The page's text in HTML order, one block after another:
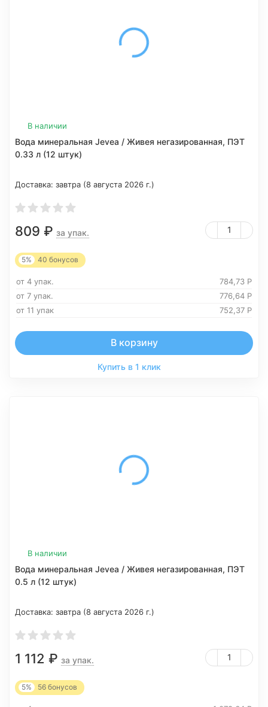
В наличии
Вода минеральная Jevea / Живея негазированная, ПЭТ
0.33 л (12 штук)
Доставка: завтра (8 августа 2026 г.)
809 ₽ за упак.
5% 40 бонусов
от 4 упак. 784,73 Р
от 7 упак.
776,64 Р
от 11 упак
752,37 Р
В корзину
Купить в 1 клик
В наличии
Вода минеральная Jevea / Живея негазированная, ПЭТ
0.5 л (12 штук)
Доставка: завтра (8 августа 2026 г.)
1 112 ₽ за упак.
5% 56 бонусов